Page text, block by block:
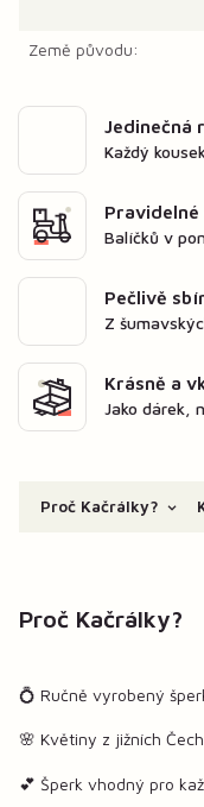
Země původu:
Jedinečná
Každý
Balíčků v
Pečlivě
Z
Krásně a
Jako dárek,
Proč Kačrálky?
Proč Kačrálky?
💍 Ručně vyrobený
🌸 Květiny z jižních
💕 Šperk vhodný pro